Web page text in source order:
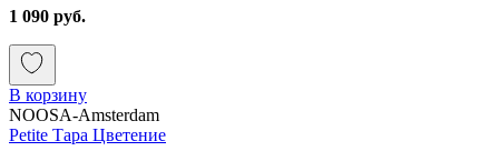
1 090 руб.
В корзину
NOOSA-Amsterdam
Petite Тара Цветение